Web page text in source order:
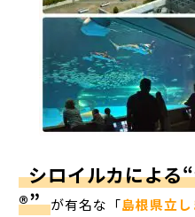
シロイルカによる
®” が有名な「島根県立